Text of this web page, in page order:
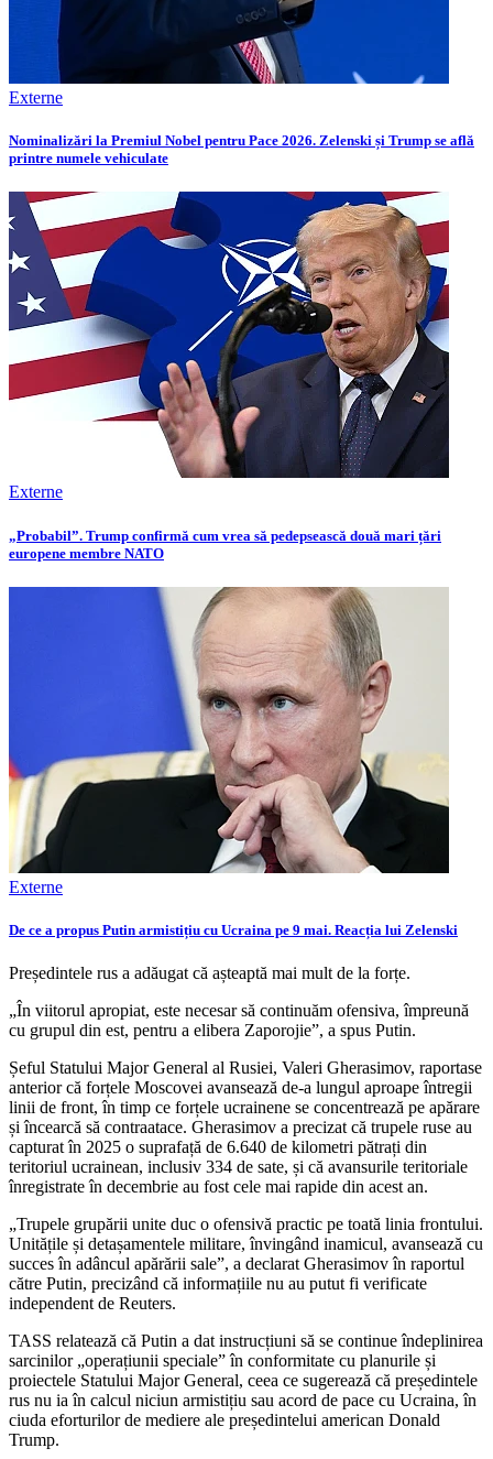
Externe
Nominalizări la Premiul Nobel pentru Pace 2026. Zelenski și Trump se află
printre numele vehiculate
Externe
„Probabil”. Trump confirmă cum vrea să pedepsească două mari țări
europene membre NATO
Externe
De ce a propus Putin armistițiu cu Ucraina pe 9 mai. Reacția lui Zelenski
Președintele rus a adăugat că așteaptă mai mult de la forțe.
„În viitorul apropiat, este necesar să continuăm ofensiva, împreună
cu grupul din est, pentru a elibera Zaporojie”, a spus Putin.
Șeful Statului Major General al Rusiei, Valeri Gherasimov, raportase
anterior că forțele Moscovei avansează de-a lungul aproape întregii
linii de front, în timp ce forțele ucrainene se concentrează pe apărare
și încearcă să contraatace. Gherasimov a precizat că trupele ruse au
capturat în 2025 o suprafață de 6.640 de kilometri pătrați din
teritoriul ucrainean, inclusiv 334 de sate, și că avansurile teritoriale
înregistrate în decembrie au fost cele mai rapide din acest an.
„Trupele grupării unite duc o ofensivă practic pe toată linia frontului.
Unitățile și detașamentele militare, învingând inamicul, avansează cu
succes în adâncul apărării sale”, a declarat Gherasimov în raportul
către Putin, precizând că informațiile nu au putut fi verificate
independent de Reuters.
TASS relatează că Putin a dat instrucțiuni să se continue îndeplinirea
sarcinilor „operațiunii speciale” în conformitate cu planurile și
proiectele Statului Major General, ceea ce sugerează că președintele
rus nu ia în calcul niciun armistițiu sau acord de pace cu Ucraina, în
ciuda eforturilor de mediere ale președintelui american Donald
Trump.